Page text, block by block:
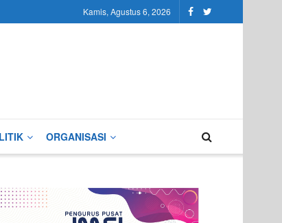
Kamis, Agustus 6, 2026
ORGANISASI